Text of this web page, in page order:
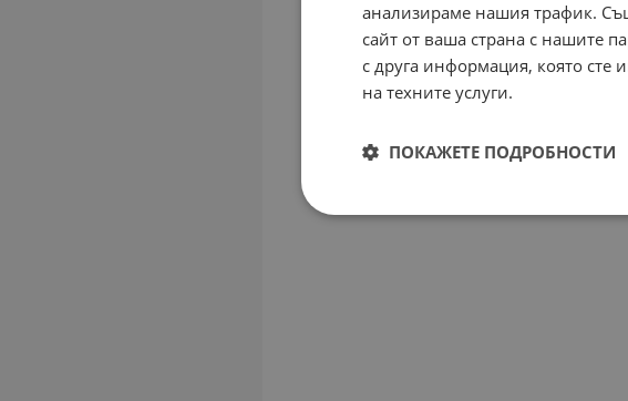
анализираме нашия трафик.
сайт от ваша страна с нашите
с друга информация, която сте
на техните услуги.
ПОКАЖЕТЕ ПОДРОБНОСТИ